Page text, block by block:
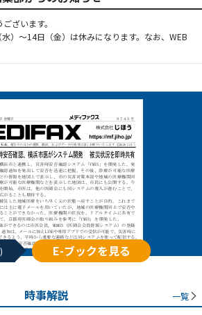
ざいます。
）～14日（金）は休みになります。なお、WEB
E-ブックを見る
時事解説 一覧